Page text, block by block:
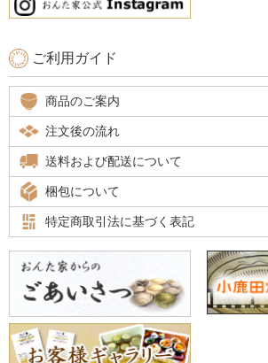
ご利用ガイド
商品のご案内
注文後の流れ
送料および配送について
梱包について
特定商取引法に基づく表記